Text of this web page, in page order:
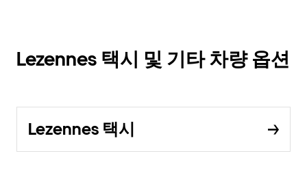
Lezennes 택시 및 기타 차량 옵션
Lezennes 택시